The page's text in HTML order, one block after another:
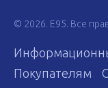
© 2026. E95. Все
Покупателям